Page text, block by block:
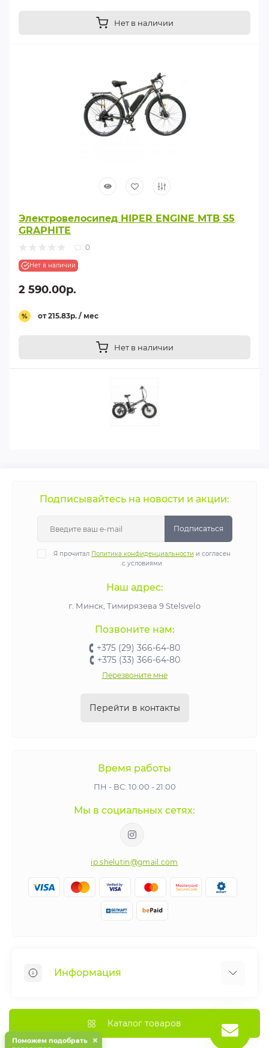
Нет в наличии
Электровелосипед HIPER ENGINE MTB S5
GRAPHITE
0
Нет в наличии
2 590.00р.
% от 215.83р. / мес
Нет в наличии
Подписывайтесь на новости и акции:
Подписаться
Я прочитал Политика конфиденциальности и согласен
с условиями
Наш адрес:
г. Минск, Тимирязева 9 Stelsvelo
Позвоните нам:
+375 (29) 366-64-80
+375 (33) 366-64-80
Перезвоните мне
Перейти в контакты
Время работы
ПН - ВС: 10.00 - 21.00
Мы в социальных сетях:
ip.shelutin@gmail.com
Информация
Как получить больше удовольствия от вашего
Каталог товаров
Поможем подобрать
×